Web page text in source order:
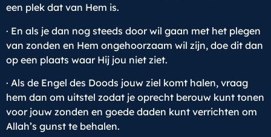
een plek dat van Hem is.
· En als je dan nog steeds door wil gaan met het plegen
van zonden en Hem ongehoorzaam wil zijn, doe dit dan
op een plaats waar Hij jou niet ziet.
· Als de Engel des Doods jouw ziel komt halen, vraag
hem dan om uitstel zodat je oprecht berouw kunt tonen
voor jouw zonden en goede daden kunt verrichten om
Allah’s gunst te behalen.